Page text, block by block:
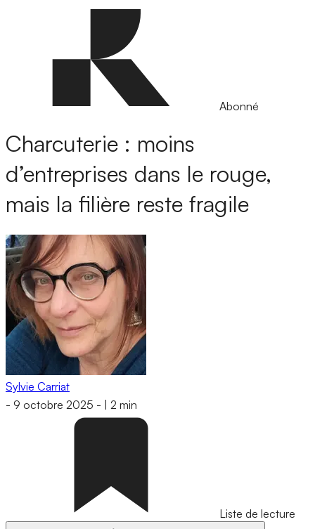
Abonné
Charcuterie : moins
d’entreprises dans le rouge,
mais la filière reste fragile
Sylvie Carriat
- 9 octobre 2025 - 2 min
Liste de lecture